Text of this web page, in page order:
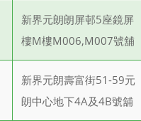
新界元朗朗屏邨5座鏡屏
樓M樓M006,M007號舖
新界元朗壽富街51-59元
朗中心地下4A及4B號舖